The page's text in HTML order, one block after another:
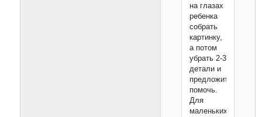
на глазах
ребенка
собрать
картинку,
а потом
убрать 2-3
детали и
предложить
помочь.
Для
маленьких